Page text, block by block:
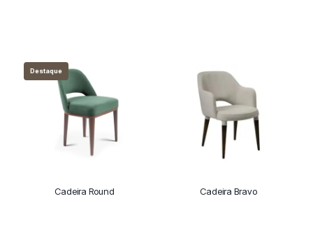
Destaque
Cadeira Round Cadeira Bravo